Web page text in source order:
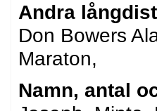
Andra
Don Bowers
Maraton,
Namn, antal